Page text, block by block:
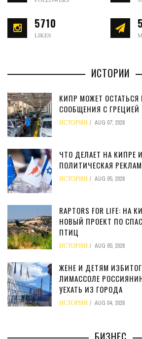
5710
LIKES
ИСТОРИИ
КИПР МОЖЕТ ОСТАТЬСЯ
СООБЩЕНИЯ С ГРЕЦИЕЙ
ИСТОРИИ AUG 07, 2026
ЧТО ДЕЛАЕТ НА КИПРЕ
ПОЛИТИЧЕСКАЯ
ИСТОРИИ AUG 05, 2026
RAPTORS FOR LIFE: НА
НОВЫЙ ПРОЕКТ ПО
ПТИЦ
ИСТОРИИ AUG 05, 2026
ЖЕНЕ И ДЕТЯМ
ЛИМАССОЛЕ
УЕХАТЬ ИЗ ГОРОДА
ИСТОРИИ AUG 04, 2026